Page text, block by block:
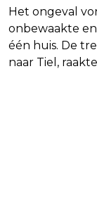
Het ongeval
onbewaakte
één huis. De
naar Tiel,